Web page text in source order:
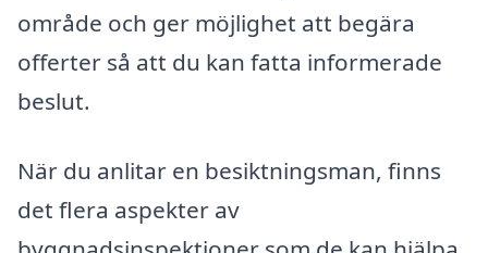
område och ger möjlighet att begära
offerter så att du kan fatta informerade
beslut.
När du anlitar en besiktningsman, finns
det flera aspekter av